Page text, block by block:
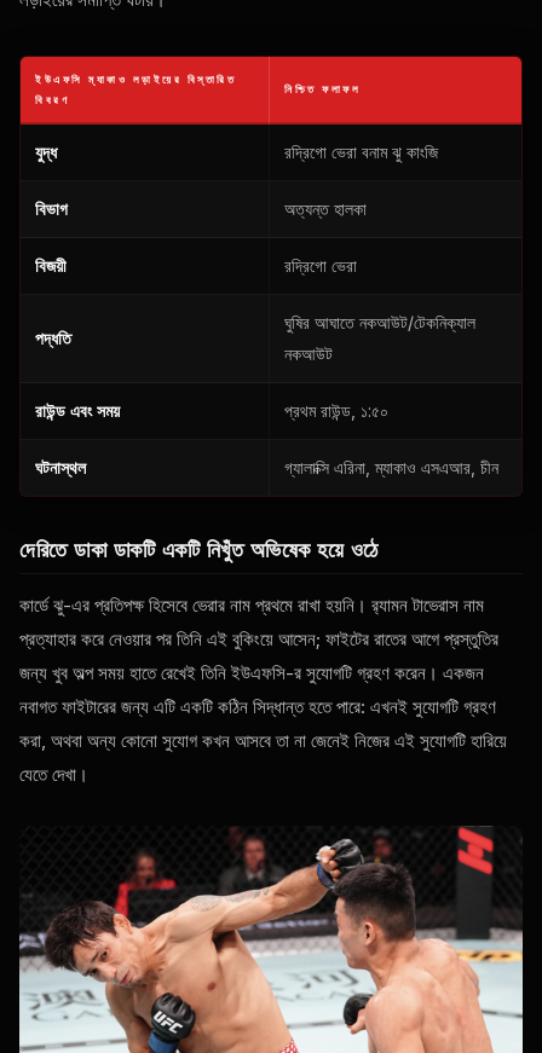
ইউএফসি ম্যাকাও লড়াইয়ের বিস্তারিত
বিবরণ
নিশ্চিত ফলাফল
যুদ্ধ রদ্রিগো ভেরা বনাম ঝু কাংজি
বিভাগ অত্যন্ত হালকা
বিজয়ী রদ্রিগো ভেরা
পদ্ধতি
ঘুষির আঘাতে নকআউট/টেকনিক্যাল
নকআউট
রাউন্ড এবং সময় প্রথম রাউন্ড, ১:৫০
ঘটনাস্থল গ্যালাক্সি এরিনা, ম্যাকাও এসএআর, চীন
দেরিতে ডাকা ডাকটি একটি নিখুঁত অভিষেক হয়ে ওঠে
কার্ডে ঝু-এর প্রতিপক্ষ হিসেবে ভেরার নাম প্রথমে রাখা হয়নি। র‍্যামন টাভেরাস নাম
প্রত্যাহার করে নেওয়ার পর তিনি এই বুকিংয়ে আসেন; ফাইটের রাতের আগে প্রস্তুতির
জন্য খুব অল্প সময় হাতে রেখেই তিনি ইউএফসি-র সুযোগটি গ্রহণ করেন। একজন
নবাগত ফাইটারের জন্য এটি একটি কঠিন সিদ্ধান্ত হতে পারে: এখনই সুযোগটি গ্রহণ
করা, অথবা অন্য কোনো সুযোগ কখন আসবে তা না জেনেই নিজের এই সুযোগটি হারিয়ে
যেতে দেখা।